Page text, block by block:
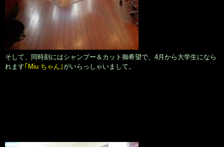
そして、同時刻にはシャンプー＆カット御希望で、4月から大学生になら
れます｢Miu ちゃん｣がいらっしゃいまして。